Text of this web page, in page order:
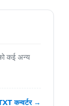
कई अन्य
कन्वर्टर →